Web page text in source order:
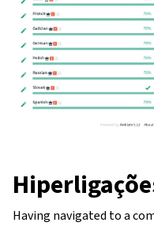
navigation of Instruções de
Having navigated to a